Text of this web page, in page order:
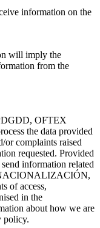
information on the
will imply the
from the
OFTEX
the data provided
or complaints raised
requested. Provided
information related
of access,
in the
about how we are
policy.